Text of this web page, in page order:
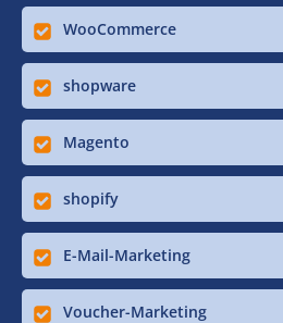
WooCommerce
shopware
Magento
shopify
E-Mail-Marketing
Voucher-Marketing